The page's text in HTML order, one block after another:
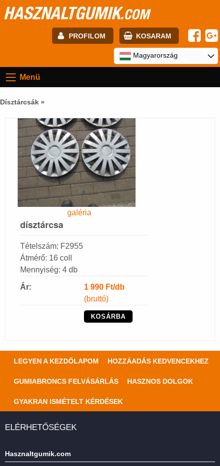
HASZNALTGUMIK.COM
PROFILOM KOSARAM
Jelszó:
Regisztráció
Magyarország
Menü
Dísztárcsák »
galéria
dísztárcsa
Tételszám: F2955
Átmérő: 16 coll
Mennyiség: 4 db
Ár: 1 990Ft/db
(bruttó)
KOSÁRBA
LEGYEN A KEZDŐLAPOM HOZZÁADÁS KEDVENCEKHEZ
GUMIABRONCS FELVÁSÁRLÁS HASZNOS DOLGOK
GYAKRAN ISMÉTELT KÉRDÉSEK
ELÉRHETŐSÉGEK
Hasznaltgumik.com